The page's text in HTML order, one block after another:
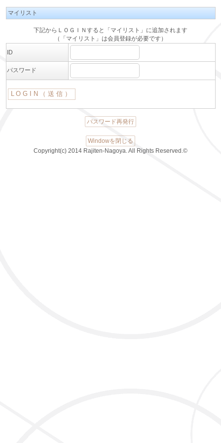
マイリスト
下記からＬＯＧＩＮすると「マイリスト」に追加されます
（「マイリスト」は会員登録が必要です）
ID
パスワード
パスワード再発行
Windowを閉じる
Copyright(c) 2014 Rajiten-Nagoya. All Rights Reserved.©